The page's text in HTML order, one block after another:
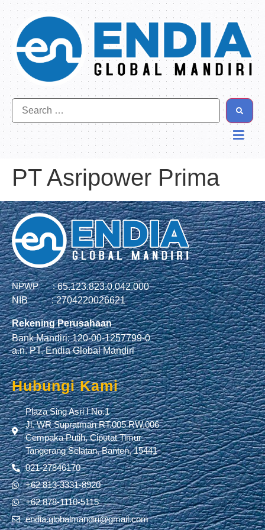
PT Asripower Prima
NPWP :65.123.823.0.042.000
NIB :2704220026621
Rekening Perusahaan
Bank Mandiri: 120-00-1257799-0
a.n. PT. Endia Global Mandiri
Hubungi Kami
Plaza Sing Asri I No.1
Jl. WR Supratman RT.005 RW.006
Cempaka Putih, Ciputat Timur
Tangerang Selatan, Banten, 15441
021-27846170
+62 813-3331-8920
+62 878-1110-5115
endia.globalmandiri@gmail.com